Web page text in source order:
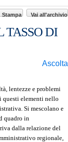
Vai all'archivio
Stampa
DI
Ascolta
lentezze e problemi
elementi nello
Si mescolano e
quadro in
dalla relazione del
regionale,